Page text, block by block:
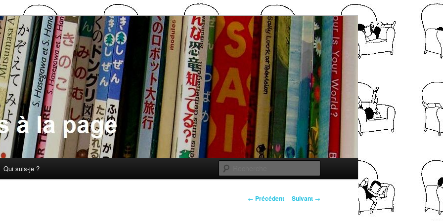
page
Qui suis-je ?
Navigation
← Précédent Suivant →